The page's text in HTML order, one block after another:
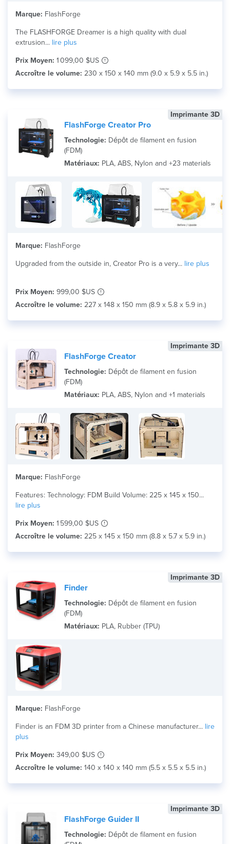
Marque: FlashForge
The FLASHFORGE Dreamer is a high quality with dual
extrusion... lire plus
Prix Moyen: 1 099,00 $US
Accroître le volume: 230 x 150 x 140 mm (9.0 x 5.9 x 5.5 in.)
Imprimante 3D
FlashForge Creator Pro
Technologie: Dépôt de filament en fusion
(FDM)
Matériaux: PLA, ABS, Nylon and +23 materials
Marque: FlashForge
Upgraded from the outside in, Creator Pro is a very... lire plus
Prix Moyen: 999,00 $US
Accroître le volume: 227 x 148 x 150 mm (8.9 x 5.8 x 5.9 in.)
Imprimante 3D
FlashForge Creator
Technologie: Dépôt de filament en fusion
(FDM)
Matériaux: PLA, ABS, Nylon and +1 materials
Marque: FlashForge
Features: Technology: FDM Build Volume: 225 x 145 x 150...
lire plus
Prix Moyen: 1 599,00 $US
Accroître le volume: 225 x 145 x 150 mm (8.8 x 5.7 x 5.9 in.)
Imprimante 3D
Finder
Technologie: Dépôt de filament en fusion
(FDM)
Matériaux: PLA, Rubber (TPU)
Marque: FlashForge
Finder is an FDM 3D printer from a Chinese manufacturer... lire
plus
Prix Moyen: 349,00 $US
Accroître le volume: 140 x 140 x 140 mm (5.5 x 5.5 x 5.5 in.)
Imprimante 3D
FlashForge Guider II
Technologie: Dépôt de filament en fusion